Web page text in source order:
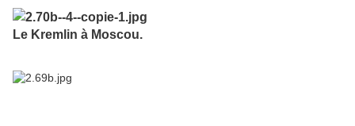
Le Kremlin à Moscou.